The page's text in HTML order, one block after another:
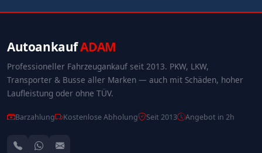
AutoankaufADAM
Professioneller Fahrzeugankauf seit 2013. PKW, LKW,
Transporter & Busse aller Marken — auch mit Schäden, hoher
Laufleistung oder ohne TÜV.
Barzahlung Kostenlose Abholung Seit 2013 Angebot in 2h